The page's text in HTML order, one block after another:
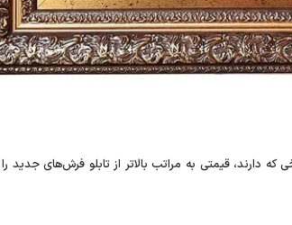
دارند، قیمتی به مراتب بالاتر از تابلو فرش‌های جدید